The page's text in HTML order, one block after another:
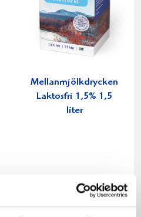
Mellanmjölkdrycken
Laktosfri 1,5% 1,5
liter